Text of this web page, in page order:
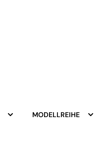
MODELLREIHE